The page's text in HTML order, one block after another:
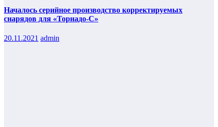
Началось серийное производство корректируемых
снарядов для «Торнадо-С»
20.11.2021 admin